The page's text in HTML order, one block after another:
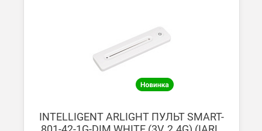
INTELLIGENT ARLIGHT ПУЛЬТ SMART-